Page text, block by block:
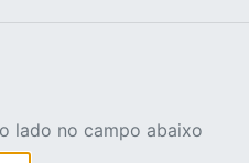
lado no campo abaixo